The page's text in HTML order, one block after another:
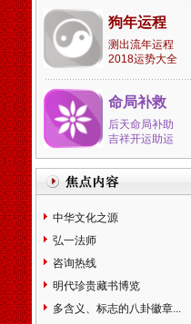
平市临汾市侯马市霍州市吕梁
市孝义市汾阳市内蒙古自治区
包头市乌海市赤峰市通辽市根
河市丰镇市满洲里市牙克石市
阿尔山市呼和浩特市霍林郭
市鄂尔多斯市呼伦贝尔彦淖尔
市乌兰察布市锡林浩特市二连
浩特市乌兰浩特市阿拉善左旗
辽宁省沈阳市新民市大连市
河市长海县鞍山市海城市抚顺
市本溪市丹东市东港市凤城
锦州市凌海市北宁市营口市盖
市铁岭市开原市朝阳市凌源市
北票市兴城市大石桥市瓦房店
市普兰店市调兵山市葫芦岛市
吉林省长春市九台市榆树市德
狗年运程
测出流年运程
2018运势大全
命局补救
后天命局补助
吉祥开运助运
中华文化之源
弘一法师
咨询热线
明代珍贵藏书博览
多含义、标志的八卦徽章...